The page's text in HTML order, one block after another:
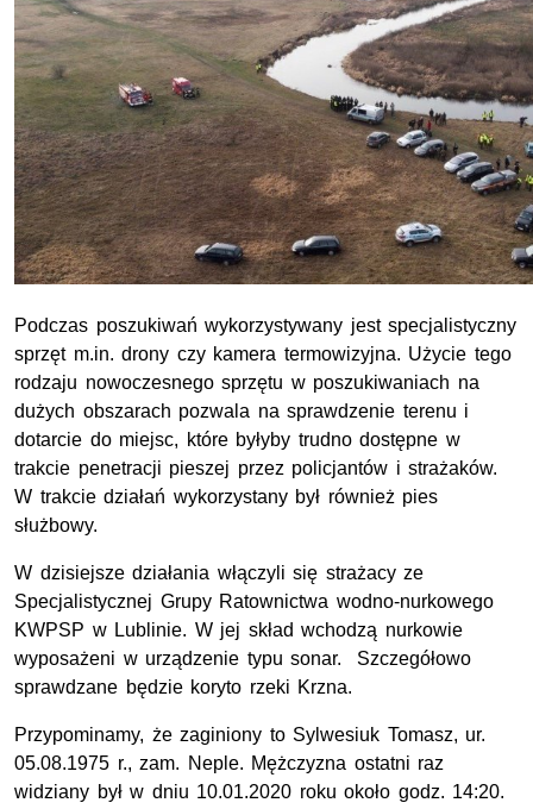
Podczas poszukiwań wykorzystywany jest specjalistyczny
sprzęt m.in. drony czy kamera termowizyjna. Użycie tego
rodzaju nowoczesnego sprzętu w poszukiwaniach na
dużych obszarach pozwala na sprawdzenie terenu i
dotarcie do miejsc, które byłyby trudno dostępne w
trakcie penetracji pieszej przez policjantów i strażaków.
W trakcie działań wykorzystany był również pies
służbowy.
W dzisiejsze działania włączyli się strażacy ze
Specjalistycznej Grupy Ratownictwa wodno-nurkowego
KWPSP w Lublinie. W jej skład wchodzą nurkowie
wyposażeni w urządzenie typu sonar. Szczegółowo
sprawdzane będzie koryto rzeki Krzna.
Przypominamy, że zaginiony to Sylwesiuk Tomasz, ur.
05.08.1975 r., zam. Neple. Mężczyzna ostatni raz
widziany był w dniu 10.01.2020 roku około godz. 14:20.